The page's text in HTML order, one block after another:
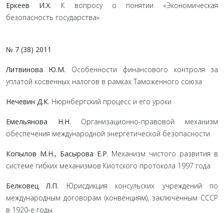
Еркеев И.Х. К вопросу о понятии «Экономическая
безопасность государства»
№ 7 (38) 2011
Литвинова Ю.М. Особенности финансового контроля за
уплатой косвенных налогов в рамках Таможенного союза
Нечевин Д.К. Нюрнбергский процесс и его уроки
Емельянова Н.Н. Организационно-правовой механизм
обеспечения международной энергетической безопасности
Копылов М.Н., Басырова Е.Р. Механизм чистого развития в
системе гибких механизмов Киотского протокола 1997 года
Белковец Л.П. Юрисдикция консульских учреждений по
международным договорам (конвенциям), заключённым СССР
в 1920-е годы